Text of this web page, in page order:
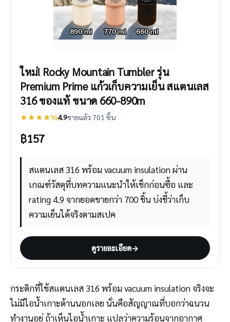
ใหม่! Rocky Mountain Tumbler รุ่น
Premium Prime แก้วเก็บความเย็น สแตนเลส
316 ของแท้ ขนาด 660-890m
★★★★½4.9ขายแล้ว 701 ชิ้น
฿157
สแตนเลส 316 พร้อม vacuum insulation ผ่าน
เกณฑ์วัสดุที่บทความแนะนำให้เช็กก่อนซื้อ และ
rating 4.9 จากยอดขายกว่า 700 ชิ้น บ่งชี้ว่าเก็บ
ความเย็นได้จริงตามสเปค
ดูรายละเอียด→
กระติกที่ใช้สแตนเลส 316 พร้อม vacuum insulation จริงจะ
ไม่มีไอน้ำเกาะด้านนอกเลย นั่นคือสัญญาณที่บอกว่าฉนวน
ทำงานอยู่ ถ้าเห็นไอน้ำเกาะ แปลว่าความร้อนจากอากาศ